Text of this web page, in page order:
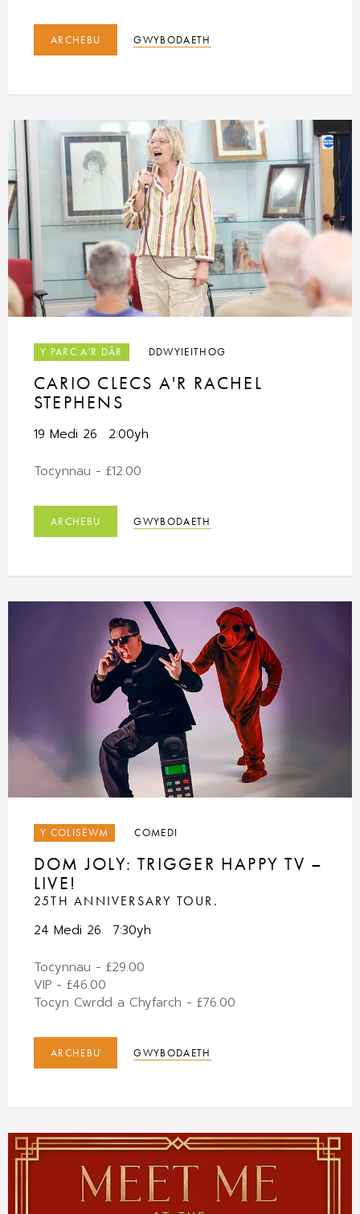
ARCHEBU GWYBODAETH
Y PARC A'R DÂR DDWYIEITHOG
CARIO CLECS A'R RACHEL
STEPHENS
19 Medi 26 2:00yh
Tocynnau - £12.00
ARCHEBU GWYBODAETH
Y COLISËWM COMEDI
DOM JOLY: TRIGGER HAPPY TV –
LIVE!
25TH ANNIVERSARY TOUR.
24 Medi 26 7:30yh
Tocynnau - £29.00
VIP - £46.00
Tocyn Cwrdd a Chyfarch - £76.00
ARCHEBU GWYBODAETH